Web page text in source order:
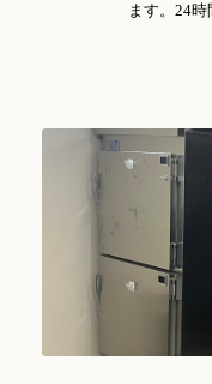
ます。24時